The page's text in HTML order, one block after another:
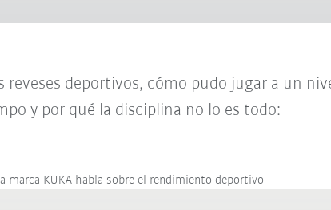
reveses deportivos, cómo pudo jugar a un
y por qué la disciplina no lo es todo:
marca KUKA habla sobre el rendimiento deportivo